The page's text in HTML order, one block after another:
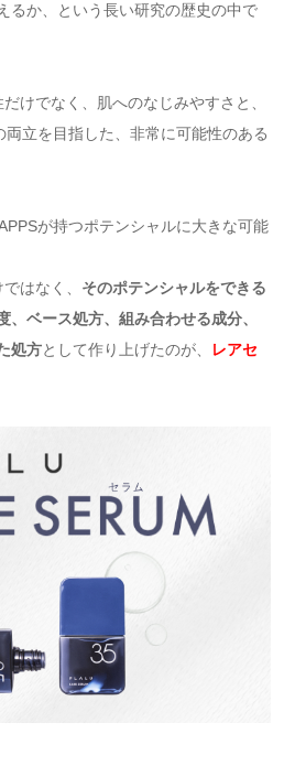
るか、という長い研究の歴史の中で
けでなく、肌へのなじみやすさと、
両立を目指した、非常に可能性のある
が持つポテンシャルに大きな可能
はなく、 そのポテンシャルをできる
、ベース処方、組み合わせる成分、
処方として作り上げたのが、
レアセ